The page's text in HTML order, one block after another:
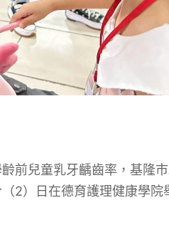
前兒童乳牙齲齒率，基隆
2）日在德育護理健康學院